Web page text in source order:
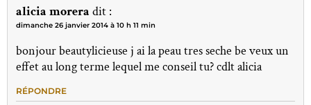
alicia morera dit :
dimanche 26 janvier 2014 à 10 h 11 min
bonjour beautylicieuse j ai la peau tres seche be veux un
effet au long terme lequel me conseil tu? cdlt alicia
RÉPONDRE